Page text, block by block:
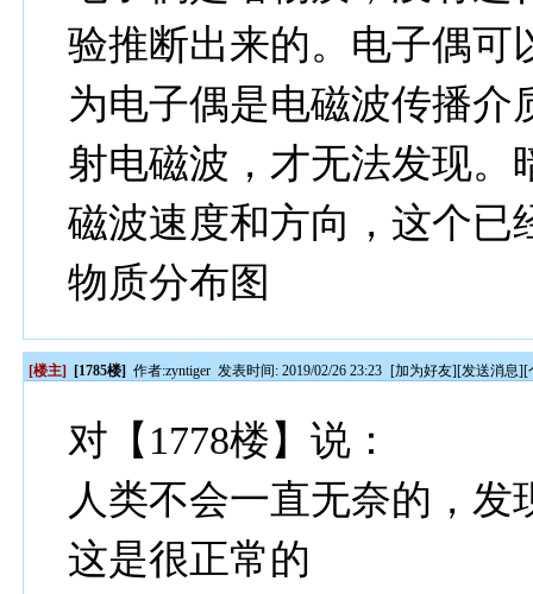
验推断出来的。电子偶可
为电子偶是电磁波传播介
射电磁波，才无法发现。
磁波速度和方向，这个已
物质分布图
[楼主] [1785楼] 作者:zyntiger 发表时间: 2019/02/26 23:23 [加为好友][发送消息][
对【1778楼】说：
人类不会一直无奈的，
这是很正常的